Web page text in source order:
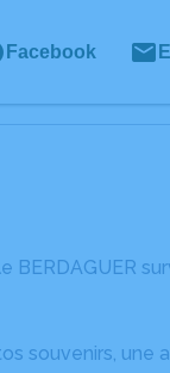
Facebook
BERDAGUER
souvenirs, une